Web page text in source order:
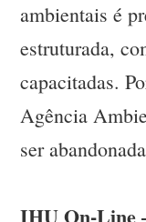
ambientais é
estruturada,
capacitadas.
Agência
ser